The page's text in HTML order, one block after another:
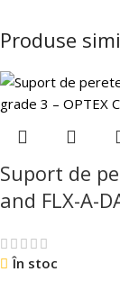
Produse
Suport de
and FLX-A-
În stoc